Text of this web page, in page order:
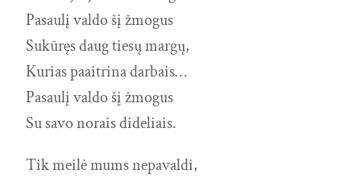
Pasaulį valdo šį žmogus
Sukūręs daug tiesų margų,
Kurias paaitrina darbais…
Pasaulį valdo šį žmogus
Su savo norais dideliais.
Tik meilė mums nepavaldi,